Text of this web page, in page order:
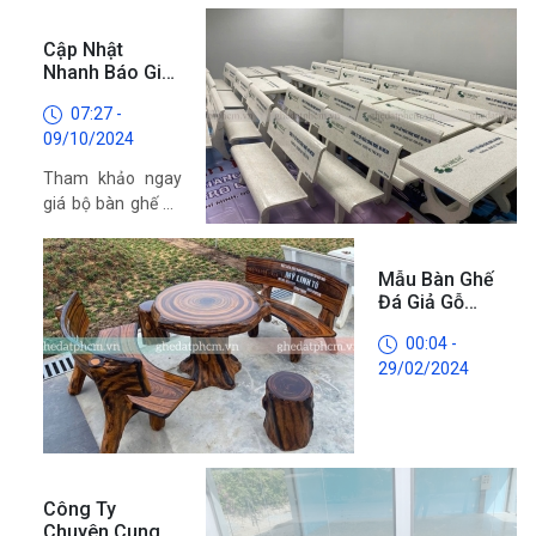
chịu lực tốt, chống
chịu được mọi
điều kiện thời tiết.
Cập Nhật
Nhanh Báo Giá
Sân Vườn 2024
07:27 -
09/10/2024
Tham khảo ngay
giá bộ bàn ghế đá
mới nhất, yếu tố
nào làm ảnh
hưởng đến giá
thành của bộ bàn
ghế đá sân vườn
hiện nay?
Mẫu Bàn Ghế
Đá Giả Gỗ
Lượng Giá Tốt
00:04 -
29/02/2024
Công Ty